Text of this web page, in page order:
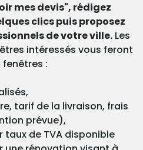
mes devis", rédigez
clics puis proposez
de votre ville. Les
intéressés vous feront
:
tarif de la livraison, frais
prévue),
taux de TVA disponible